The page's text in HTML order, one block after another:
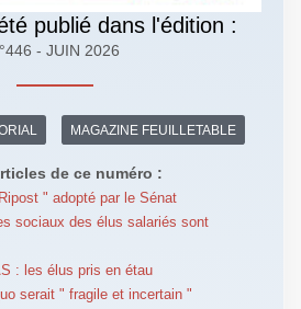
publié dans l'édition :
- JUIN 2026
MAGAZINE FEUILLETABLE
de ce numéro :
" adopté par le Sénat
sociaux des élus salariés sont
: les élus pris en étau
serait " fragile et incertain "